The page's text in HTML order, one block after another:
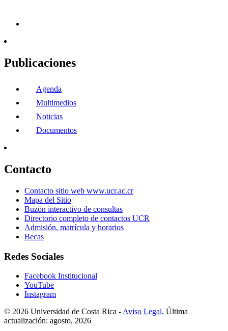
Publicaciones
Agenda
Multimedios
Noticias
Documentos
Contacto
Contacto sitio web www.ucr.ac.cr
Mapa del Sitio
Buzón interactivo de consultas
Directorio completo de contactos UCR
Admisión, matrícula y horarios
Becas
Redes Sociales
Facebook Institucional
YouTube
Instagram
© 2026 Universidad de Costa Rica -Aviso Legal. Última
actualización: agosto, 2026